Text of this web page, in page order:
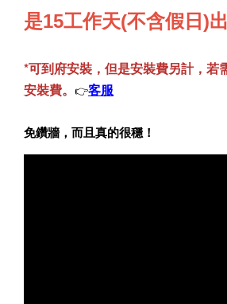
是15工作天(不含假日)出
*可到府安裝，但是安裝費另計，若
安裝費。
👉客服
免鑽牆，而且真的很穩！